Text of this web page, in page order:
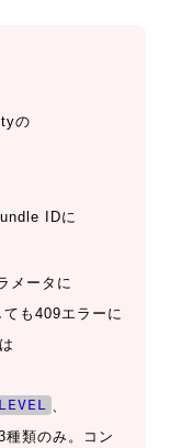
の
IDに
メータに
ても409エラーに
種類のみ。コン